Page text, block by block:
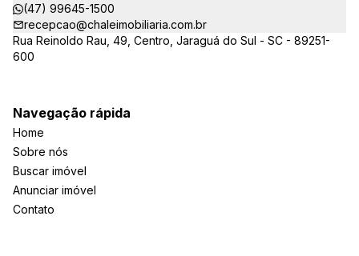
(47) 99645-1500
recepcao@chaleimobiliaria.com.br
Rua Reinoldo Rau, 49, Centro, Jaraguá do Sul - SC - 89251-
600
Navegação rápida
Home
Sobre nós
Buscar imóvel
Anunciar imóvel
Contato